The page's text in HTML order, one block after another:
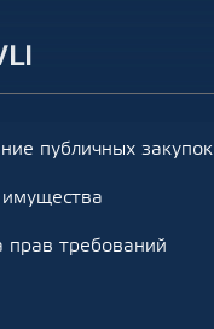
публичных закупок
прав требований